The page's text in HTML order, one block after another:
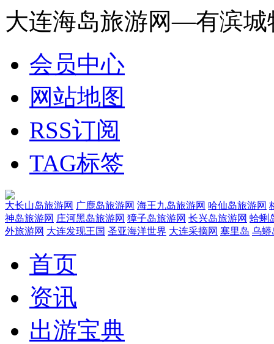
大连海岛旅游网—有滨城
会员中心
网站地图
RSS订阅
TAG标签
大长山岛旅游网 广鹿岛旅游网 海王九岛旅游网 哈仙岛旅游网
神岛旅游网 庄河黑岛旅游网 獐子岛旅游网 长兴岛旅游网 蛤蜊
外旅游网 大连发现王国 圣亚海洋世界 大连采摘网 塞里岛 乌蟒
首页
资讯
出游宝典